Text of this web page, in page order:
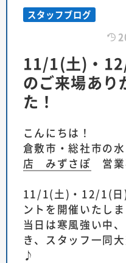
スタッフブログ
11/1(土)・
のご来場あり
た！
こんにちは！
倉敷市・総社市の
店 みずさぽ 営業
11/1(土)・12/1(日
ントを開催いたしま
当日は寒風強い中
き、スタッフ一同
♪